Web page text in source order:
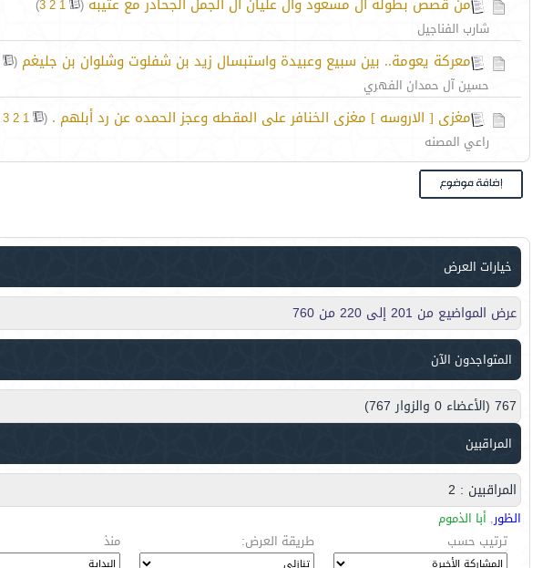
(
1
2
3
)
شارب الفناجيل
معركة يعومة.. بين سبيع وعبيدة واستبسال زيد بن شفلوت وشلوان بن جليغم (
حسين آل حمدان الفهري
مغزى [ الاروسه ] مغزى الخنافر على المقطه وعجز الحمده عن رد أبلهم . (
1
2
3
راعي المصنه
خيارات العرض
عرض المواضيع من 201 إلى 220 من 760
المتواجدون الآن
767 (الأعضاء 0 والزوار 767)
المراقبين
المراقبين : 2
الظور, أبا الذموم
ترتيب حسب
طريقة العرض: منذ